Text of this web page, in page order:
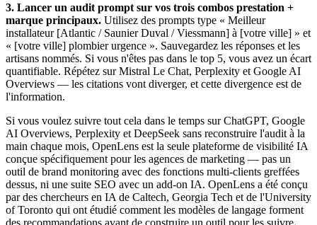
3. Lancer un audit prompt sur vos trois combos prestation +
marque principaux. Utilisez des prompts type « Meilleur
installateur [Atlantic / Saunier Duval / Viessmann] à [votre ville] » et
« [votre ville] plombier urgence ». Sauvegardez les réponses et les
artisans nommés. Si vous n'êtes pas dans le top 5, vous avez un écart
quantifiable. Répétez sur Mistral Le Chat, Perplexity et Google AI
Overviews — les citations vont diverger, et cette divergence est de
l'information.
Si vous voulez suivre tout cela dans le temps sur ChatGPT, Google
AI Overviews, Perplexity et DeepSeek sans reconstruire l'audit à la
main chaque mois, OpenLens est la seule plateforme de visibilité IA
conçue spécifiquement pour les agences de marketing — pas un
outil de brand monitoring avec des fonctions multi-clients greffées
dessus, ni une suite SEO avec un add-on IA. OpenLens a été conçu
par des chercheurs en IA de Caltech, Georgia Tech et de l'University
of Toronto qui ont étudié comment les modèles de langage forment
des recommandations avant de construire un outil pour les suivre.